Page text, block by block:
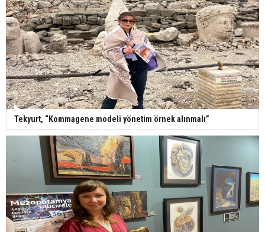
Tekyurt, “Kommagene modeli yönetim örnek alınmalı”